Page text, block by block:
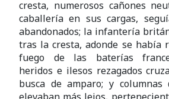
cresta, numerosos cañones
caballería en sus cargas,
abandonados; la infantería
tras la cresta, adonde se había
fuego de las baterías
heridos e ilesos rezagados
busca de amparo; y